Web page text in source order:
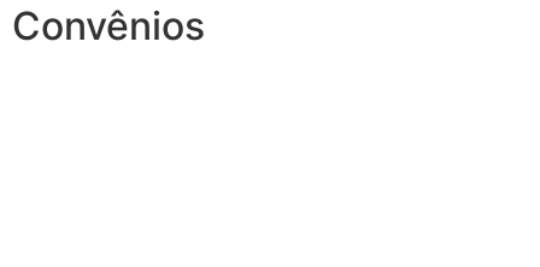
Convênios